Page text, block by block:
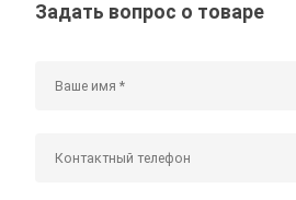
Задать вопрос о товаре